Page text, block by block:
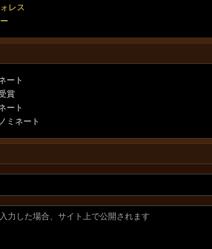
レス
ート
賞
ート
ミネート